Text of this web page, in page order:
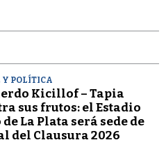
Y POLÍTICA
Kicillof – Tapia
sus frutos: el Estadio
La Plata será sede de
del Clausura 2026